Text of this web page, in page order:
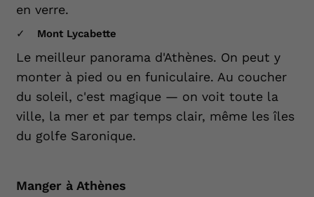
en verre.
Mont Lycabette
Le meilleur panorama d'Athènes. On peut y
monter à pied ou en funiculaire. Au coucher
du soleil, c'est magique — on voit toute la
ville, la mer et par temps clair, même les îles
du golfe Saronique.
Manger à Athènes